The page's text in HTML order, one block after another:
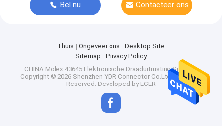
Bel nu Contacteer ons
Thuis Ongeveer ons
Desktop Site
Sitemap
Privacy Policy
CHINA Molex 43645 Elektronische Draaduitrusting Supplier.
Copyright © 2026 Shenzhen YDR Connector Co.Ltd. All Rights
Reserved. Developed by ECER